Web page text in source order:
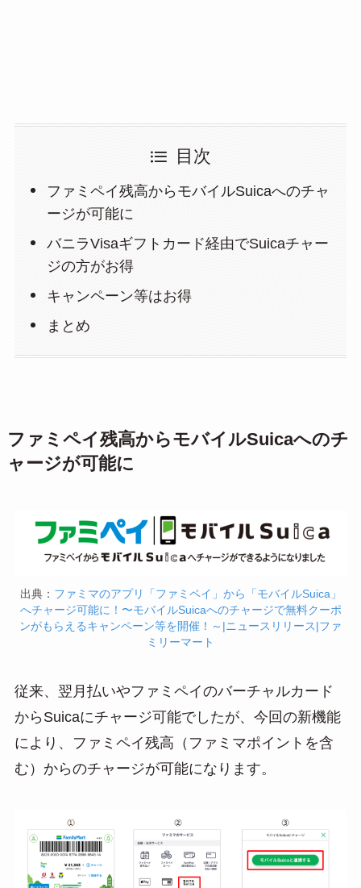
目次
ファミペイ残高からモバイルSuicaへのチャ
ージが可能に
バニラVisaギフトカード経由でSuicaチャー
ジの方がお得
キャンペーン等はお得
まとめ
ファミペイ残高からモバイルSuicaへのチ
ャージが可能に
出典： ファミマのアプリ「ファミペイ」から「モバイルSuica」
へチャージ可能に！〜モバイルSuicaへのチャージで無料クーポ
ンがもらえるキャンペーン等を開催！～|ニュースリリース|ファ
ミリーマート
従来、翌月払いやファミペイのバーチャルカード
からSuicaにチャージ可能でしたが、今回の新機能
により、ファミペイ残高（ファミマポイントを含
む）からのチャージが可能になります。